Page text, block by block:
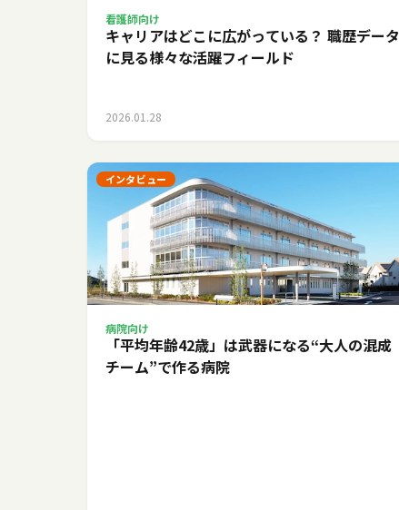
看護師向け
キャリアはどこに広がっている？ 職歴データ
に見る様々な活躍フィールド
2026.01.28
インタビュー
病院向け
「平均年齢42歳」は武器になる――“大人の混成
チーム”で作る病院